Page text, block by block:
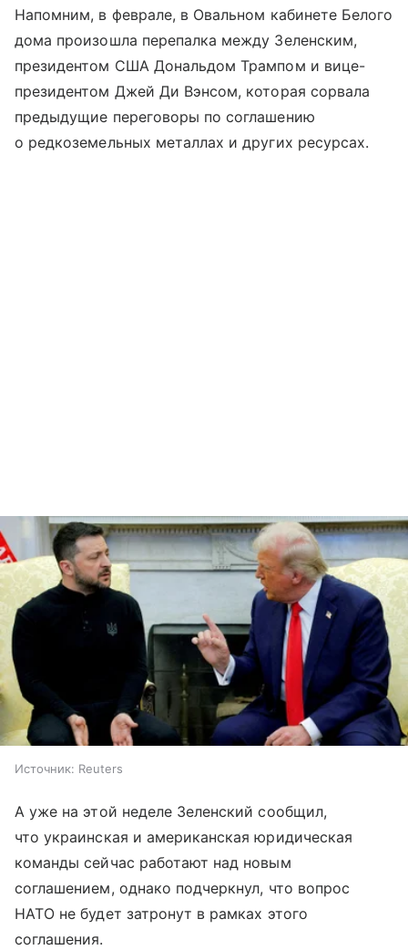
Напомним, в феврале, в Овальном кабинете Белого
дома произошла перепалка между Зеленским,
президентом США Дональдом Трампом и вице-
президентом Джей Ди Вэнсом, которая сорвала
предыдущие переговоры по соглашению
о редкоземельных металлах и других ресурсах.
Источник: Reuters
А уже на этой неделе Зеленский сообщил,
что украинская и американская юридическая
команды сейчас работают над новым
соглашением, однако подчеркнул, что вопрос
НАТО не будет затронут в рамках этого
соглашения.